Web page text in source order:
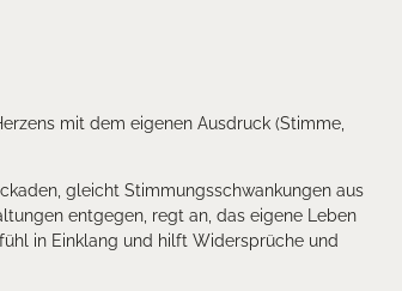
mit dem eigenen Ausdruck (Stimme,
gleicht Stimmungsschwankungen aus
entgegen, regt an, das eigene Leben
in Einklang und hilft Widersprüche und